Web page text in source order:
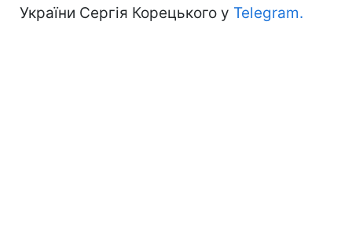
України Сергія Корецького у Telegram.